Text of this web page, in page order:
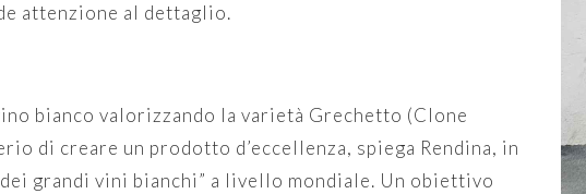
attenzione al dettaglio.
bianco valorizzando la varietà Grechetto (Clone
di creare un prodotto d’eccellenza, spiega Rendina, in
grandi vini bianchi” a livello mondiale. Un obiettivo